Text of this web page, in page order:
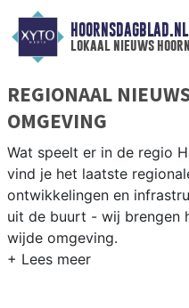
HOORNSDAGBLAD.NL
lokaal nieuws
REGIONAAL
OMGEVING
Wat speelt er in de regio
vind je het laatste
ontwikkelingen en
uit de buurt - wij brengen
wijde omgeving.